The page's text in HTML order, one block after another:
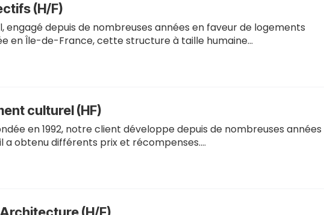
(H/F)
depuis de nombreuses années en faveur de logements
en Île-de-France, cette structure à taille humaine…
culturel (HF)
en 1992, notre client développe depuis de nombreuses années
a obtenu différents prix et récompenses.…